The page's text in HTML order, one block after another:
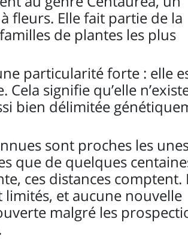
fleurs. Elle fait partie de la
de plantes les plus
particularité forte : elle
signifie qu’elle
bien délimitée
sont proches les
que de quelques
ces distances comptent.
et aucune nouvelle
malgré les